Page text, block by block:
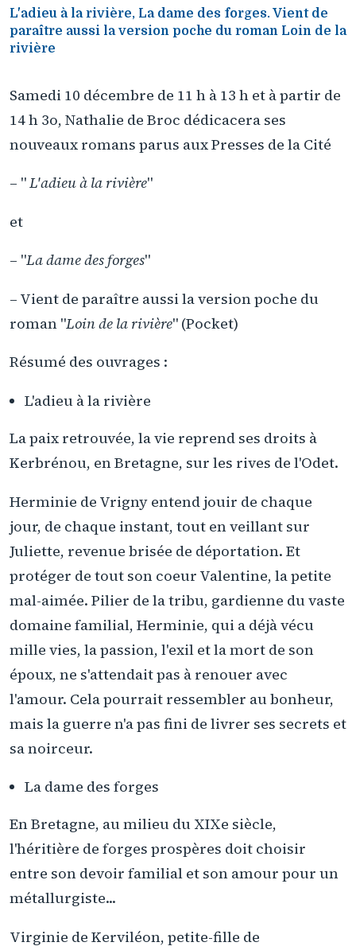
L'adieu à la rivière, La dame des forges. Vient de
paraître aussi la version poche du roman Loin de la
rivière
Samedi 10 décembre de 11 h à 13 h et à partir de
14 h 3o, Nathalie de Broc dédicacera ses
nouveaux romans parus aux Presses de la Cité
– "L'adieu à la rivière"
et
– "La dame des forges"
– Vient de paraître aussi la version poche du
roman "Loin de la rivière" (Pocket)
Résumé des ouvrages :
L'adieu à la rivière
La paix retrouvée, la vie reprend ses droits à
Kerbrénou, en Bretagne, sur les rives de l'Odet.
Herminie de Vrigny entend jouir de chaque
jour, de chaque instant, tout en veillant sur
Juliette, revenue brisée de déportation. Et
protéger de tout son coeur Valentine, la petite
mal-aimée. Pilier de la tribu, gardienne du vaste
domaine familial, Herminie, qui a déjà vécu
mille vies, la passion, l'exil et la mort de son
époux, ne s'attendait pas à renouer avec
l'amour. Cela pourrait ressembler au bonheur,
mais la guerre n'a pas fini de livrer ses secrets et
sa noirceur.
La dame des forges
En Bretagne, au milieu du XIXe siècle,
l'héritière de forges prospères doit choisir
entre son devoir familial et son amour pour un
métallurgiste...
Virginie de Kerviléon, petite-fille de